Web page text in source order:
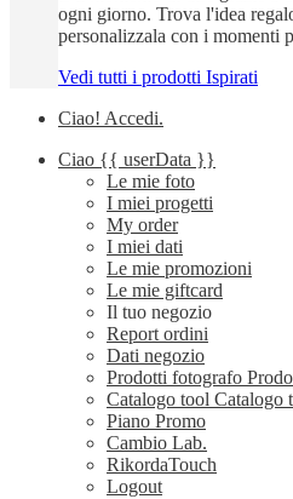
ogni giorno. Trova l'idea
personalizzala con i momenti
Vedi tutti i prodotti Ispirati
Ciao! Accedi.
Ciao {{ userData }}
Le mie foto
I miei progetti
My order
I miei dati
Le mie promozioni
Le mie giftcard
Il tuo negozio
Report ordini
Dati negozio
Prodotti fotografo
Catalogo tool Catalogo
Piano Promo
Cambio Lab.
RikordaTouch
Logout